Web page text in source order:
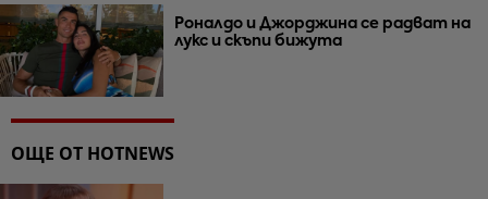
Роналдо и Джорджина се радват на
лукс и скъпи бижута
ОЩЕ ОТ HOTNEWS